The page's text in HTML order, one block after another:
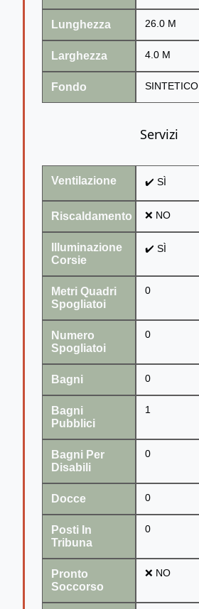
Lunghezza 26.0 M
Larghezza 4.0 M
Fondo SINTETICO
Servizi
Ventilazione ✔️ SÌ
Riscaldamento ❌ NO
Illuminazione
Corsie
✔️ SÌ
Metri Quadri
Spogliatoi
0
Numero
Spogliatoi
0
Bagni 0
Bagni
Pubblici
1
Bagni Per
Disabili
0
Docce 0
Posti In
Tribuna
0
Pronto
Soccorso
❌ NO